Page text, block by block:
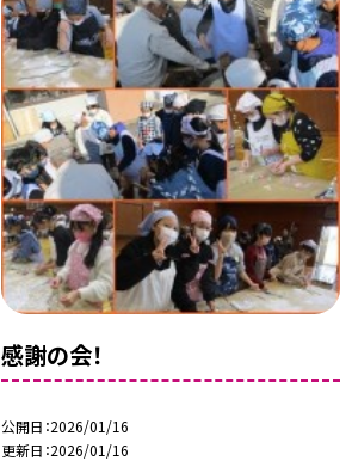
感謝の会！
公開日 2026/01/16
更新日 2026/01/16